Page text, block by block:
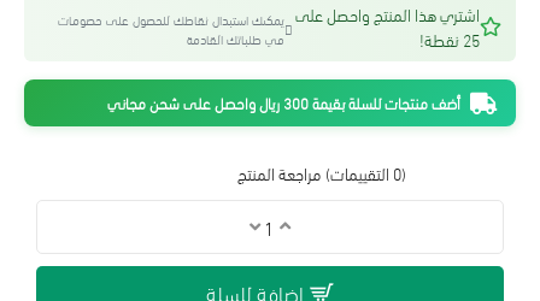
(0 التقييمات) مراجعة المنتج
اشتري هذا المنتج واحصل على
25 نقطة!
يمكنك استبدال نقاطك للحصول على خصومات
في طلباتك القادمة
أضف منتجات للسلة بقيمة 300 ريال واحصل على شحن مجاني
إضافة للسلة